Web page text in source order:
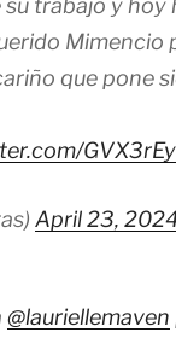
trabajo y hoy
Mimencio
que pone
April 23,
@lauriellemaven